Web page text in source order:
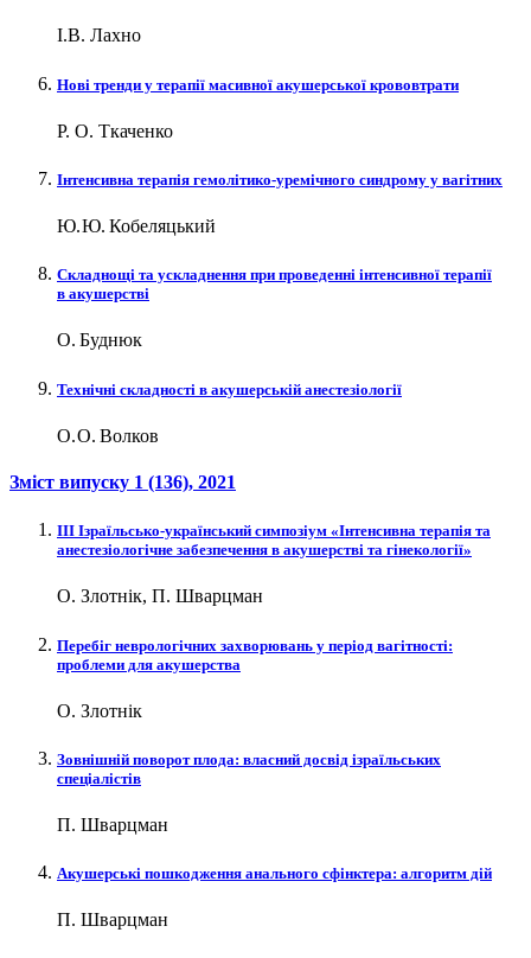
І.В. Лахно
Нові тренди у терапії масивної акушерської крововтрати
Р. О. Ткаченко
Інтенсивна терапія гемолітико-уремічного синдрому у вагітних
Ю. Ю. Кобеляцький
Складнощі та ускладнення при проведенні інтенсивної терапії
в акушерстві
О. Буднюк
Технічні складності в акушерській анестезіології
О. О. Волков
Зміст випуску 1 (136), 2021
ІІІ Ізраїльсько-український симпозіум «Інтенсивна терапія та
анестезіологічне забезпечення в акушерстві та гінекології»
О. Злотнік, П. Шварцман
Перебіг неврологічних захворювань у період вагітності:
проблеми для акушерства
О. Злотнік
Зовнішній поворот плода: власний досвід ізраїльських
спеціалістів
П. Шварцман
Акушерські пошкодження анального сфінктера: алгоритм дій
П. Шварцман